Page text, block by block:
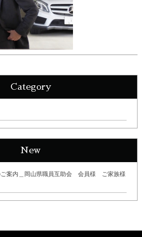
Category
New
ご案内＿岡山県職員互助会 会員様 ご家族様